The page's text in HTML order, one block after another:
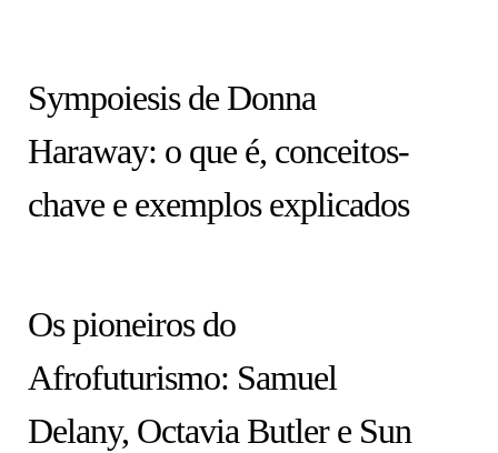
Sympoiesis de Donna
Haraway: o que é, conceitos-
chave e exemplos explicados
Os pioneiros do
Afrofuturismo: Samuel
Delany, Octavia Butler e Sun